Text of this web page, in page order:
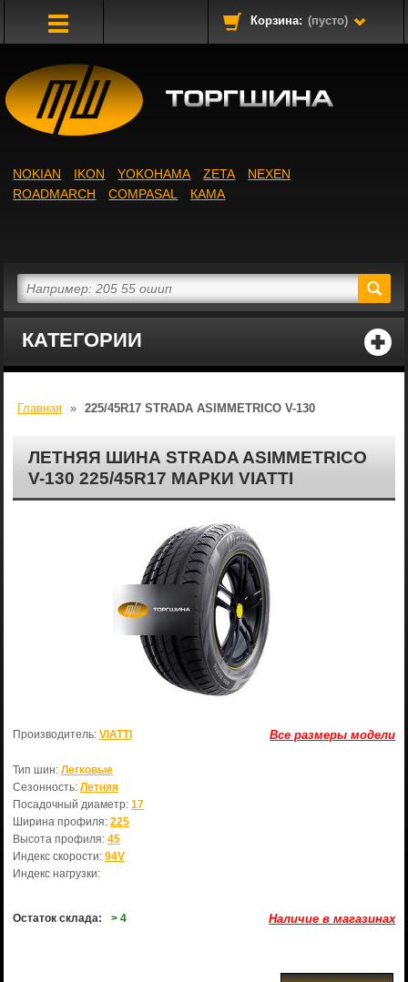
Корзина: (пусто)
КАТЕГОРИИ
NOKIAN IKON YOKOHAMA ZETA
NEXEN
ROADMARCH
COMPASAL КАМА
Главная » 225/45R17 STRADA ASIMMETRICO V-130
ЛЕТНЯЯ ШИНА STRADA ASIMMETRICO
V-130 225/45R17 МАРКИ VIATTI
Все размеры модели
Производитель: VIATTI
Тип шин: Легковые
Сезонность: Летняя
Посадочный диаметр: 17
Ширина профиля: 225
Высота профиля: 45
Индекс скорости: 94V
Индекс нагрузки:
Остаток склада: > 4 Наличие в магазинах